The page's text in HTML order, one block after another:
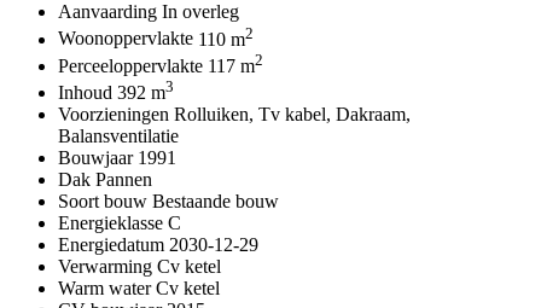
Aanvaarding In overleg
Woonoppervlakte 110 m2
Perceeloppervlakte 117 m2
Inhoud 392 m3
Voorzieningen Rolluiken, Tv kabel, Dakraam,
Balansventilatie
Bouwjaar 1991
Dak Pannen
Soort bouw Bestaande bouw
Energieklasse C
Energiedatum 2030-12-29
Verwarming Cv ketel
Warm water Cv ketel